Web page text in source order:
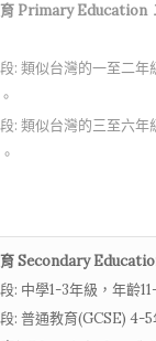
Primary Education
: 類似台灣的一至二年
: 類似台灣的三至六年
Secondary
: 中學1-3年級，年齡
: 普通教育(GCSE) 4-